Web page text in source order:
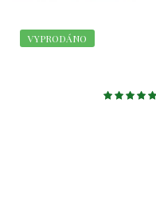
VYPRODÁNO